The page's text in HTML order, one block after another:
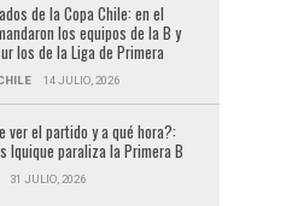
de la Copa Chile: en el
los equipos de la B y
los de la Liga de Primera
14 JULIO, 2026
ver el partido y a qué hora?:
Iquique paraliza la Primera B
31 JULIO, 2026